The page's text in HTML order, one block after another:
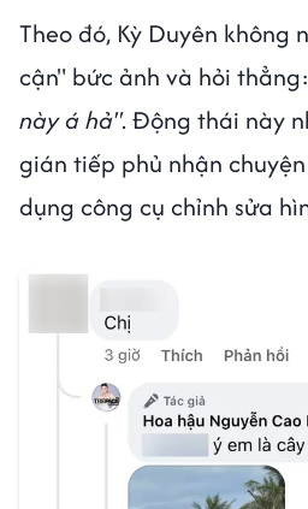
Theo đó, Kỳ Duyên không
cận" bức ảnh và hỏi thẳng:
này á hả". Động thái này
gián tiếp phủ nhận
dụng công cụ chỉnh sửa